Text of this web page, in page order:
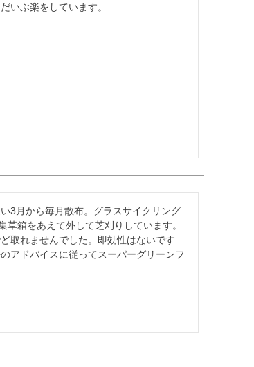
いぶ楽をしています。
3月から毎月散布。グラスサイクリング
箱をあえて外して芝刈りしています。
取れませんでした。即効性はないです
アドバイスに従ってスーパーグリーンフ